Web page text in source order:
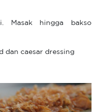
Masak hingga bakso
dan caesar dressing